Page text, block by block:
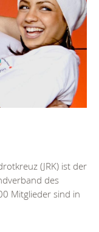
(JRK) ist der
des
Mitglieder sind in